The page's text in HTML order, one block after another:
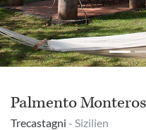
Palmento
Trecastagni - Sizilien